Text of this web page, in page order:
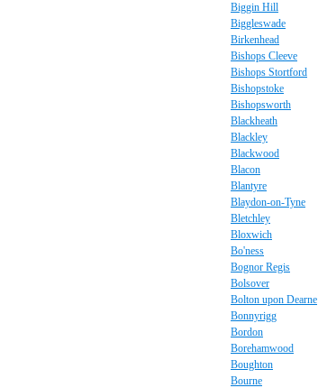
Biggin Hill
Biggleswade
Birkenhead
Bishops Cleeve
Bishops Stortford
Bishopstoke
Bishopsworth
Blackheath
Blackley
Blackwood
Blacon
Blantyre
Blaydon-on-Tyne
Bletchley
Bloxwich
Bo'ness
Bognor Regis
Bolsover
Bolton upon Dearne
Bonnyrigg
Bordon
Borehamwood
Boughton
Bourne